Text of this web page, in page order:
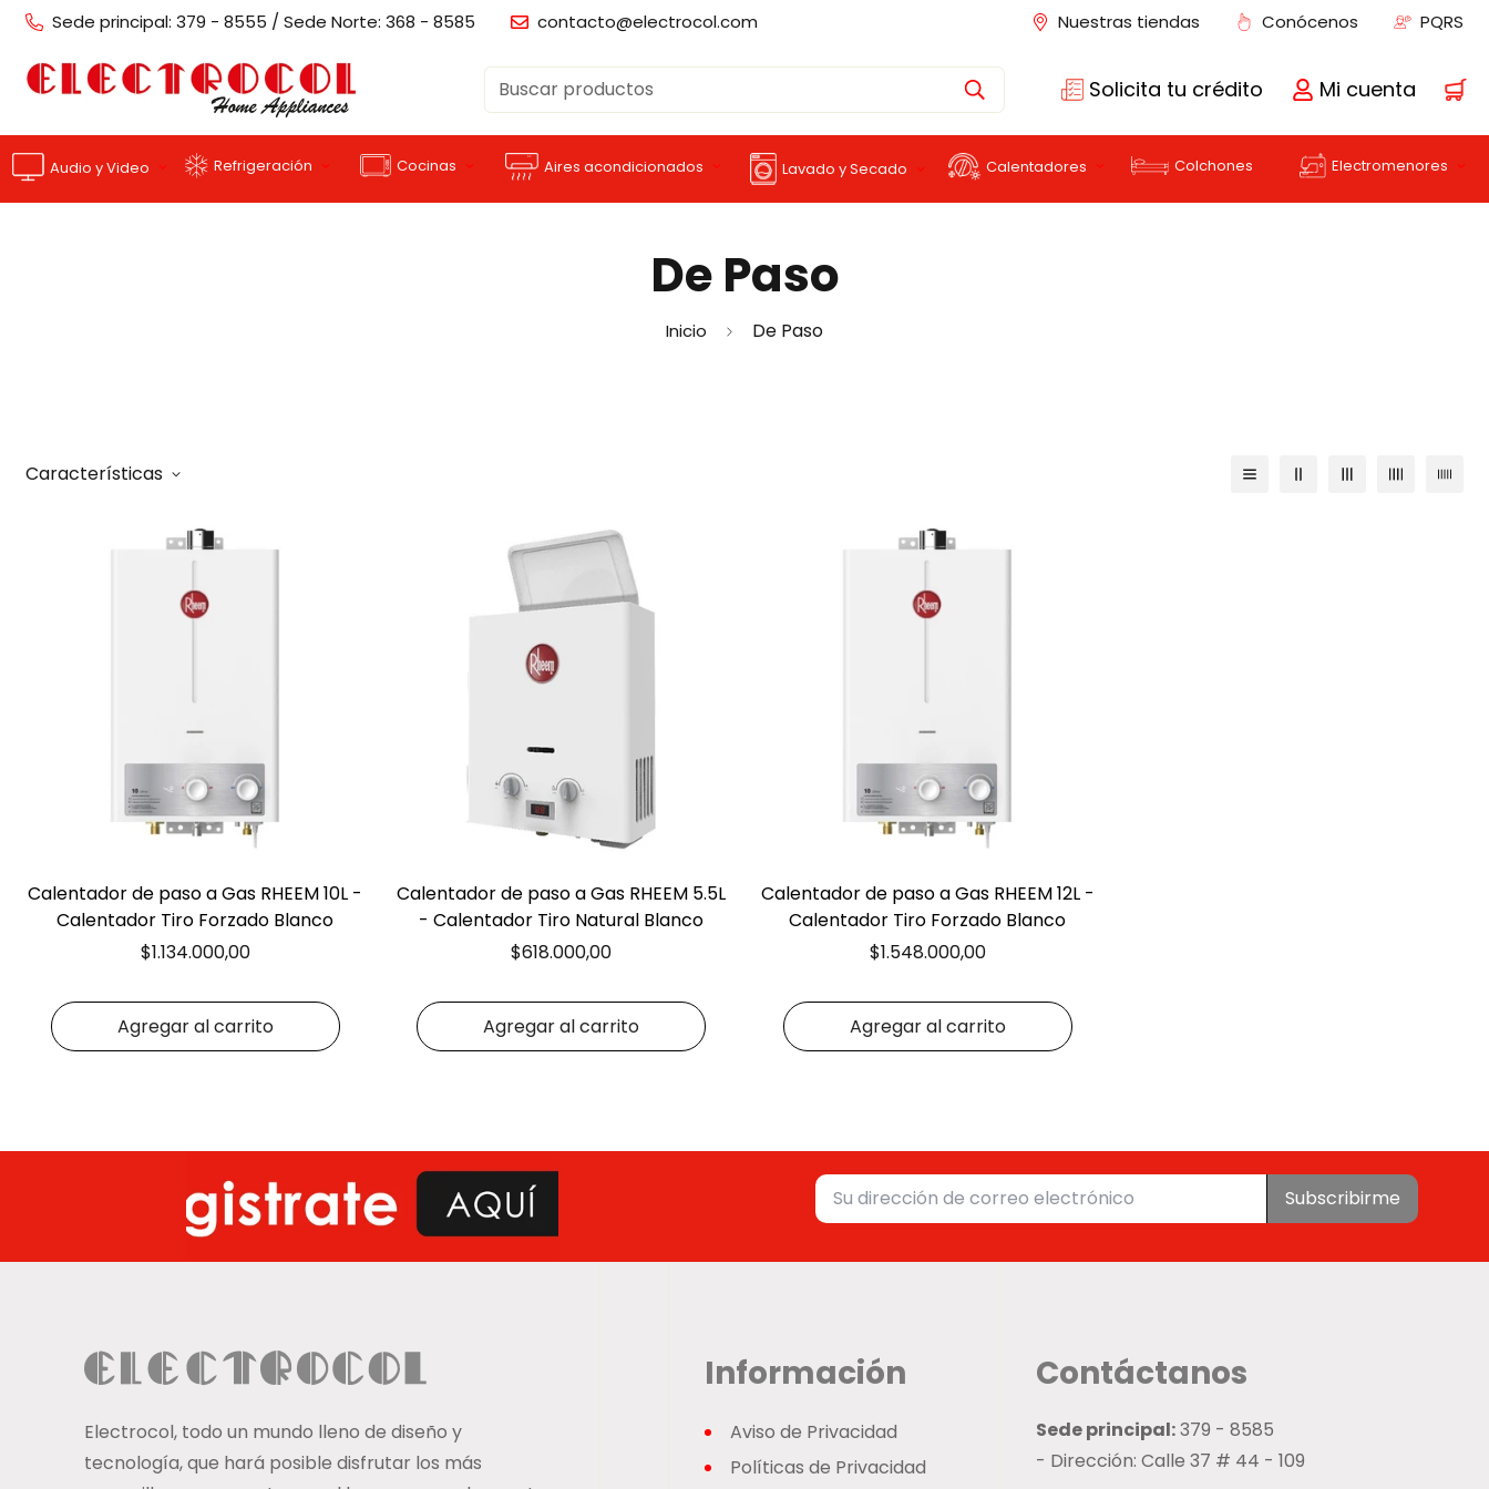
Sede principal: 379 - 8555 / Sede Norte: 368 - 8585 contacto@electrocol.com Nuestras tiendas Conócenos PQRS
Buscar productos Solicita tu crédito Mi cuenta
Audio y Video Refrigeración Cocinas Aires acondicionados Lavado y Secado Calentadores Colchones Electromenores
De Paso
Inicio De Paso
Características
Calentador de paso a Gas RHEEM 10L -
Calentador Tiro Forzado Blanco
Precio
$1.134.000,00
Agregar al carrito
Calentador de paso a Gas RHEEM 5.5L
- Calentador Tiro Natural Blanco
Precio
$618.000,00
Agregar al carrito
Calentador de paso a Gas RHEEM 12L -
Calentador Tiro Forzado Blanco
Precio
$1.548.000,00
Agregar al carrito
Subscribirme
Electrocol, todo un mundo lleno de diseño y
tecnología, que hará posible disfrutar los más
Información
Aviso de Privacidad
Políticas de Privacidad
Contáctanos
Sede principal:379 - 8585
- Dirección: Calle 37 # 44 - 109